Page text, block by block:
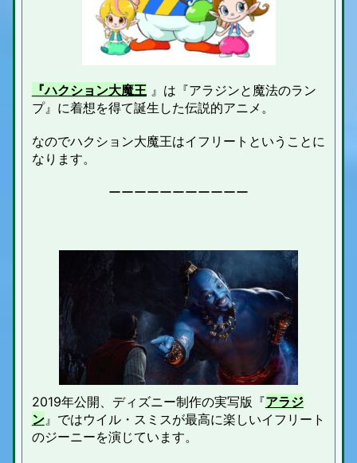
『ハクション大魔王』は 『アラジンと魔法のラン
プ』に着想を得て誕生した伝説的アニメ。
なのでハクション大魔王はイフリートということに
なります。
ーーーーーーーーーーー
2019年公開、ディズニー制作の実写版『アラジ
ン』ではウイル・スミスが最高に楽しいイフリート
のジーニーを演じています。